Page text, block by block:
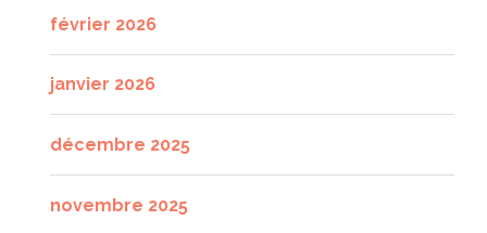
février 2026
janvier 2026
décembre 2025
novembre 2025